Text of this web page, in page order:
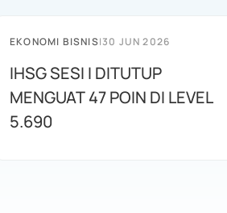
EKONOMI BISNIS|30 JUN 2026
IHSG SESI I DITUTUP
MENGUAT 47 POIN DI LEVEL
5.690